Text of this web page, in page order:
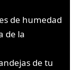
de humedad
de la
de tu